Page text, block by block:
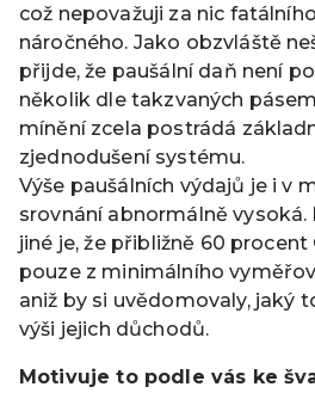
což nepovažuji za nic
náročného. Jako obzvláště
přijde, že paušální daň není
několik dle takzvaných
mínění zcela postrádá
zjednodušení systému.
Výše paušálních výdajů je i v
srovnání abnormálně
jiné je, že přibližně 60
pouze z minimálního
aniž by si uvědomovaly, jaký
výši jejich důchodů.
Motivuje to podle vás ke